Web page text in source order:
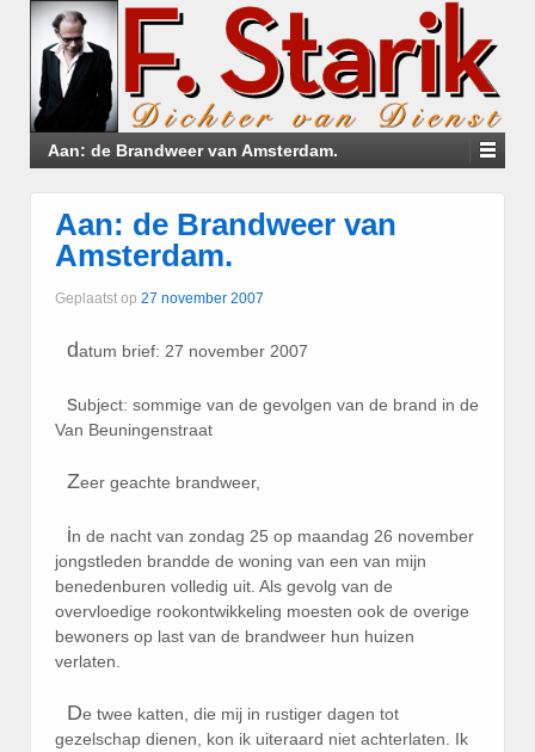
Aan: de Brandweer van Amsterdam.
Aan: de Brandweer van
Amsterdam.
Geplaatst op 27 november 2007
datum brief: 27 november 2007
subject: sommige van de gevolgen van de brand in de
Van Beuningenstraat
Zeer geachte brandweer,
in de nacht van zondag 25 op maandag 26 november
jongstleden brandde de woning van een van mijn
benedenburen volledig uit. Als gevolg van de
overvloedige rookontwikkeling moesten ook de overige
bewoners op last van de brandweer hun huizen
verlaten.
De twee katten, die mij in rustiger dagen tot
gezelschap dienen, kon ik uiteraard niet achterlaten. Ik